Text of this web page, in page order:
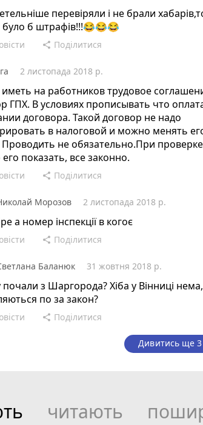
перевіряли і не брали
було б штрафів!!!😂😂😂
share Поділитися
2 листопада 2018 р.
на работников трудовое
ГПХ. В условиях прописывать что
договора. Такой договор не надо
в налоговой и можно менять
не обязательно.При проверке
показать, все законно.
share Поділитися
Морозов 2 листопада 2018 р.
а номер інспекції в когоє
share Поділитися
Баланюк 31 жовтня 2018 р.
з Шаргорода? Хіба у Вінниці
по за закон?
share Поділитися
Дивитись ще 3
читають